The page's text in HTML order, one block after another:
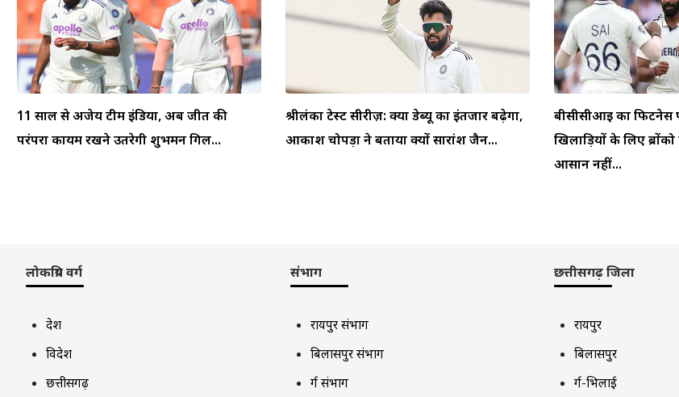
11 साल से अजेय टीम इंडिया, अब जीत की
परंपरा कायम रखने उतरेगी शुभमन गिल...
श्रीलंका टेस्ट सीरीज़: क्या डेब्यू का इंतजार बढ़ेगा,
आकाश चोपड़ा ने बताया क्यों सारांश जैन...
बीसीसीआई का फिटनेस
खिलाड़ियों के लिए
आसान नहीं...
लोकप्रिय वर्ग
देश
विदेश
छत्तीसगढ़
संभाग
रायपुर संभाग
बिलासपुर संभाग
दुर्ग संभाग
छत्तीसगढ़ जिला
रायपुर
बिलासपुर
दुर्ग-भिलाई